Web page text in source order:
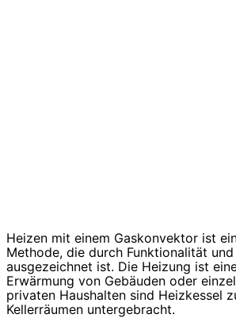
Heizen mit einem Gaskonvektor ist
Methode, die durch Funktionalität
ausgezeichnet ist. Die Heizung ist
Erwärmung von Gebäuden oder
privaten Haushalten sind Heizkessel
Kellerräumen untergebracht.